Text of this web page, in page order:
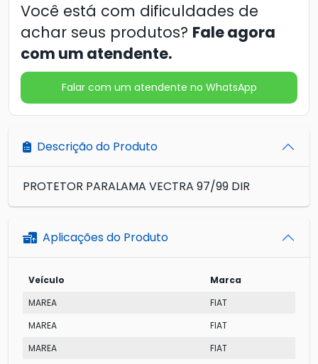
Você está com dificuldades de
achar seus produtos? Fale agora
com um atendente.
Falar com um atendente no WhatsApp
Descrição do Produto
PROTETOR PARALAMA VECTRA 97/99 DIR
Aplicações do Produto
Veículo Marca
MAREA
FIAT
MAREA
FIAT
MAREA
FIAT